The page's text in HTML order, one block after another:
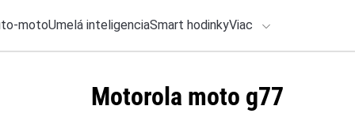
motoUmelá inteligenciaSmart hodinkyViac
BY VÁS ZAUJÍMAŤMotorola moto g77